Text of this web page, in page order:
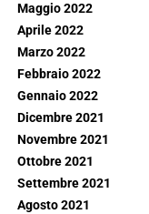
Maggio 2022
Aprile 2022
Marzo 2022
Febbraio 2022
Gennaio 2022
Dicembre 2021
Novembre 2021
Ottobre 2021
Settembre 2021
Agosto 2021